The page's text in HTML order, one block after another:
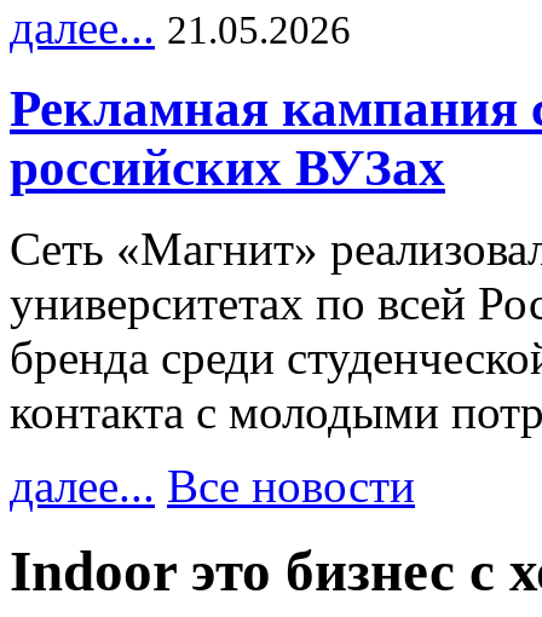
далее... 21.05.2026
Рекламная кампания
российских ВУЗах
Сеть «Магнит»
университетах по всей
бренда среди
контакта с молодыми
далее... Все новости
Indoor это бизнес с